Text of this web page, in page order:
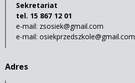
Sekretariat
tel. 15 867 12 01
e-mail: zsosiek@gmail.com
e-mail: osiekprzedszkole@gmail.com
Adres